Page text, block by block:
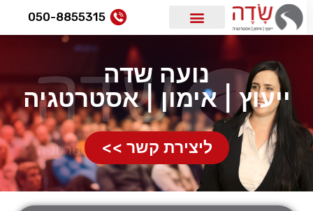
050-8855315
נועה שדה
ייעוץ | אימון | אסטרטגיה
ליצירת קשר >>